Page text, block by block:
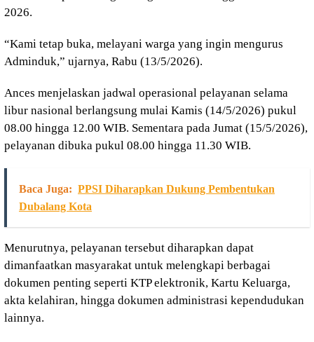
2026.
“Kami tetap buka, melayani warga yang ingin mengurus
Adminduk,” ujarnya, Rabu (13/5/2026).
Ances menjelaskan jadwal operasional pelayanan selama
libur nasional berlangsung mulai Kamis (14/5/2026) pukul
08.00 hingga 12.00 WIB. Sementara pada Jumat (15/5/2026),
pelayanan dibuka pukul 08.00 hingga 11.30 WIB.
Baca Juga: PPSI Diharapkan Dukung Pembentukan
Dubalang Kota
Menurutnya, pelayanan tersebut diharapkan dapat
dimanfaatkan masyarakat untuk melengkapi berbagai
dokumen penting seperti KTP elektronik, Kartu Keluarga,
akta kelahiran, hingga dokumen administrasi kependudukan
lainnya.